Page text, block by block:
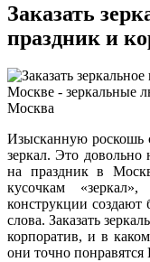
Заказать
праздник и
Изысканную роскошь
зеркал. Это довольно
на праздник в
кусочкам
конструкции
слова. Заказать
корпоратив, и в
они точно